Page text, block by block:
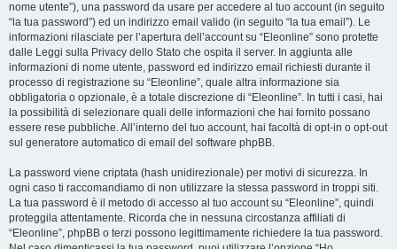
nome utente”), una password da usare per accedere al tuo account (in seguito
“la tua password”) ed un indirizzo email valido (in seguito “la tua email”). Le
informazioni rilasciate per l’apertura dell’account su “Eleonline” sono protette
dalle Leggi sulla Privacy dello Stato che ospita il server. In aggiunta alle
informazioni di nome utente, password ed indirizzo email richiesti durante il
processo di registrazione su “Eleonline”, quale altra informazione sia
obbligatoria o opzionale, è a totale discrezione di “Eleonline”. In tutti i casi, hai
la possibilità di selezionare quali delle informazioni che hai fornito possano
essere rese pubbliche. All’interno del tuo account, hai facoltà di opt-in o opt-out
sul generatore automatico di email del software phpBB.
La password viene criptata (hash unidirezionale) per motivi di sicurezza. In
ogni caso ti raccomandiamo di non utilizzare la stessa password in troppi siti.
La tua password è il metodo di accesso al tuo account su “Eleonline”, quindi
proteggila attentamente. Ricorda che in nessuna circostanza affiliati di
“Eleonline”, phpBB o terzi possono legittimamente richiedere la tua password.